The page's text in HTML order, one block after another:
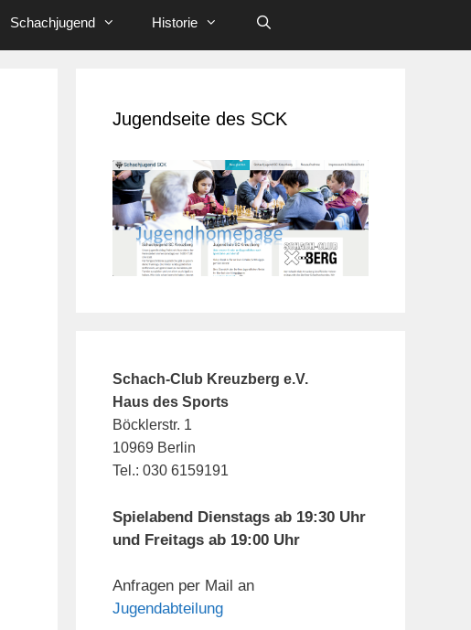
Schachjugend Historie
Jugendseite des SCK
Schach-Club Kreuzberg e.V.
Haus des Sports
Böcklerstr. 1
10969 Berlin
Tel.: 030 6159191
Spielabend Dienstags ab 19:30 Uhr
und Freitags ab 19:00 Uhr
Anfragen per Mail an
Jugendabteilung